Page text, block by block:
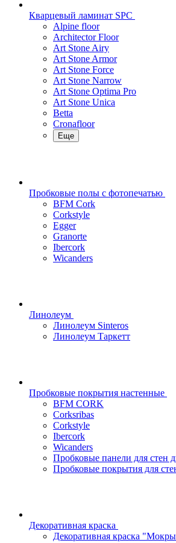
Кварцевый ламинат SPC
Alpine floor
Architector Floor
Art Stone Airy
Art Stone Armor
Art Stone Force
Art Stone Narrow
Art Stone Optima Pro
Art Stone Unica
Betta
Cronafloor
Еще
Пробковые полы с фотопечатью
BFM Cork
Corkstyle
Egger
Granorte
Ibercork
Wicanders
Линолеум
Линолеум Sinteros
Линолеум Таркетт
Пробковые покрытия настенные
BFM CORK
Corksribas
Corkstyle
Ibercork
Wicanders
Пробковые панели для стен
Пробковые покрытия для
Декоративная краска
Декоративная краска